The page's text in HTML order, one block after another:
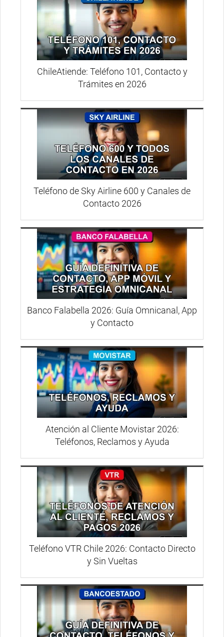
ChileAtiende: Teléfono 101, Contacto y
Trámites en 2026
Teléfono de Sky Airline 600 y Canales de
Contacto 2026
Banco Falabella 2026: Guía Omnicanal, App
y Contacto
Atención al Cliente Movistar 2026:
Teléfonos, Reclamos y Ayuda
Teléfono VTR Chile 2026: Contacto Directo
y Sin Vueltas